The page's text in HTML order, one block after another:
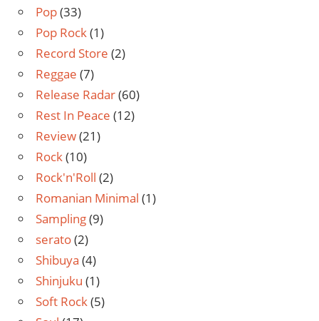
Pop(33)
Pop Rock(1)
Record Store (2)
Reggae (7)
Release Radar(60)
Rest In Peace (12)
Review(21)
Rock(10)
Rock'n'Roll (2)
Romanian Minimal (1)
Sampling(9)
serato(2)
Shibuya (4)
Shinjuku (1)
Soft Rock(5)